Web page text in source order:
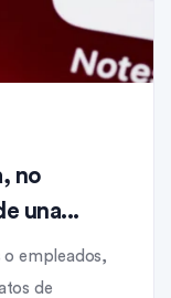
no
una...
o empleados,
de